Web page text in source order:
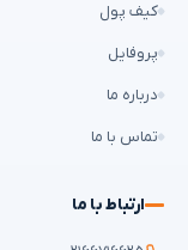
کیف پول
پروفایل
درباره ما
تماس با ما
ارتباط با ما